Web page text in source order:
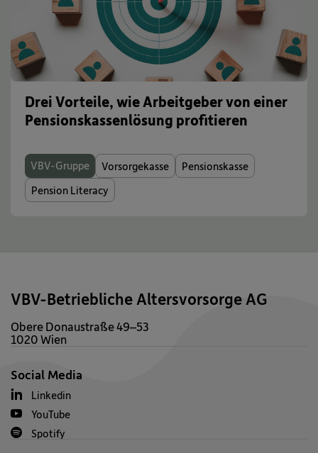
Drei Vorteile, wie Arbeitgeber von einer
Pensionskassenlösung profitieren
VBV-Gruppe Vorsorgekasse
Pensionskasse
Pension Literacy
VBV-Betriebliche Altersvorsorge AG
Obere Donaustraße 49–53
1020 Wien
Social Media
Linkedin
YouTube
Spotify